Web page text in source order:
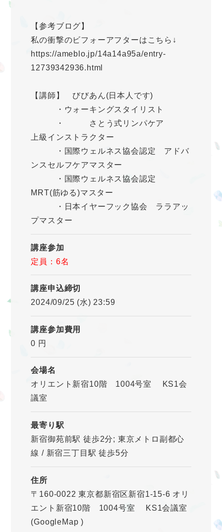
【参考ブログ】
私の衝撃のビフォーアフターはこちら↓
https://ameblo.jp/14a14a95a/entry-
12739342936.html
【講師】 びびあん(日本人です)
・ウォーキングスタイリスト
・ さとう式リンパケア
上級インストラクター
・国際ウェルネス協会認定 アドバ
ンスセルフケアマスター
・国際ウェルネス協会認定
MRT(筋ゆる)マスター
・日本イヤーフック協会 ララアッ
プマスター
講座参加
定員：6名
講座申込締切
2024/09/25 (水) 23:59
講座参加費用
0 円
会場名
オリエント新宿10階 1004号室 KS1会
議室
最寄り駅
新宿御苑前駅 徒歩2分; 東京メトロ副都心
線 / 新宿三丁目駅 徒歩5分
住所
〒160-0022 東京都新宿区新宿1-15-6 オリ
エント新宿10階 1004号室 KS1会議室
(GoogleMap)